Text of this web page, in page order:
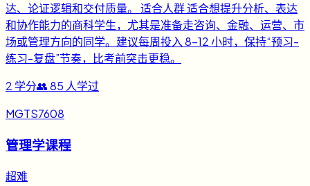
达、论证逻辑和交付质量。 适合人群 适合想提升分析、表达
和协作能力的商科学生，尤其是准备走咨询、金融、运营、市
场或管理方向的同学。建议每周投入 8-12 小时，保持“预习-
练习-复盘”节奏，比考前突击更稳。
2 学分👥85 人学过
MGTS7608
管理学课程
超难